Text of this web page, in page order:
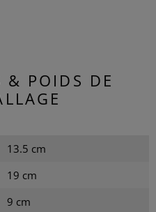
& POIDS DE
13.5 cm
19 cm
9 cm